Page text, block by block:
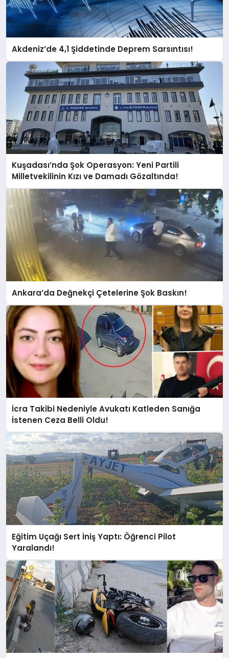
Akdeniz’de 4,1 Şiddetinde Deprem Sarsıntısı!
Kuşadası’nda Şok Operasyon: Yeni Partili
Milletvekilinin Kızı ve Damadı Gözaltında!
Ankara’da Değnekçi Çetelerine Şok Baskın!
İcra Takibi Nedeniyle Avukatı Katleden Sanığa
İstenen Ceza Belli Oldu!
Eğitim Uçağı Sert İniş Yaptı: Öğrenci Pilot
Yaralandı!